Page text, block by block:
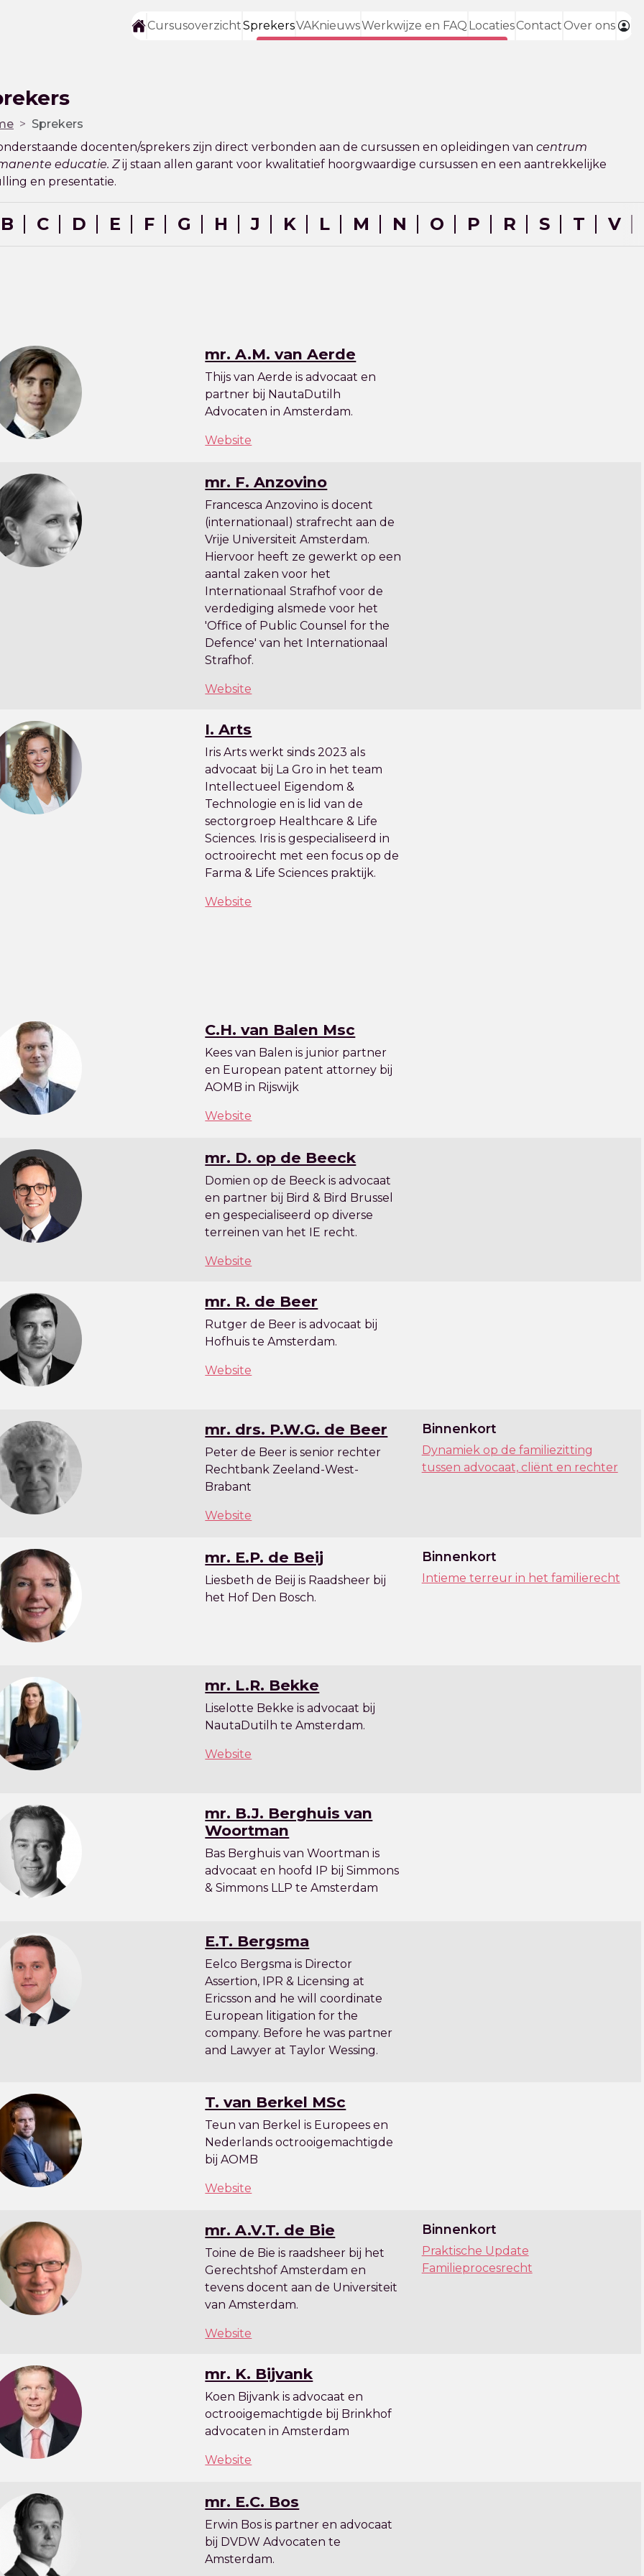
CursusoverzichtSprekersVAKnieuwsWerkwijze en FAQ LocatiesContact Over ons
Sprekers
docenten/sprekers zijn direct verbonden aan de cursussen en opleidingen van centrum
educatie. Zij staan allen garant voor kwalitatief hoorgwaardige cursussen en een aantrekkelijke
en presentatie.
B C D E F G H J K L M N O P R S T V
mr. A.M. van Aerde
Thijs van Aerde is advocaat en
partner bij NautaDutilh
Advocaten in Amsterdam.
Website
mr. F. Anzovino
Francesca Anzovino is docent
(internationaal) strafrecht aan de
Vrije Universiteit Amsterdam.
Hiervoor heeft ze gewerkt op een
aantal zaken voor het
Internationaal Strafhof voor de
verdediging alsmede voor het
'Office of Public Counsel for the
Defence' van het Internationaal
Strafhof.
Website
I. Arts
Iris Arts werkt sinds 2023 als
advocaat bij La Gro in het team
Intellectueel Eigendom &
Technologie en is lid van de
sectorgroep Healthcare & Life
Sciences. Iris is gespecialiseerd in
octrooirecht met een focus op de
Farma & Life Sciences praktijk.
Website
C.H. van Balen Msc
Kees van Balen is junior partner
en European patent attorney bij
AOMB in Rijswijk
Website
mr. D. op de Beeck
Domien op de Beeck is advocaat
en partner bij Bird & Bird Brussel
en gespecialiseerd op diverse
terreinen van het IE recht.
Website
mr. R. de Beer
Rutger de Beer is advocaat bij
Hofhuis te Amsterdam.
Website
mr. drs. P.W.G. de Beer
Peter de Beer is senior rechter
Rechtbank Zeeland-West-
Brabant
Website
Binnenkort
Dynamiek op de familiezitting
tussen advocaat, cliënt en rechter
mr. E.P. de Beij
Liesbeth de Beij is Raadsheer bij
het Hof Den Bosch.
Binnenkort
Intieme terreur in het familierecht
mr. L.R. Bekke
Liselotte Bekke is advocaat bij
NautaDutilh te Amsterdam.
Website
mr. B.J. Berghuis van
Woortman
Bas Berghuis van Woortman is
advocaat en hoofd IP bij Simmons
& Simmons LLP te Amsterdam
E.T. Bergsma
Eelco Bergsma is Director
Assertion, IPR & Licensing at
Ericsson and he will coordinate
European litigation for the
company. Before he was partner
and Lawyer at Taylor Wessing.
T. van Berkel MSc
Teun van Berkel is Europees en
Nederlands octrooigemachtigde
bij AOMB
Website
mr. A.V.T. de Bie
Toine de Bie is raadsheer bij het
Gerechtshof Amsterdam en
tevens docent aan de Universiteit
van Amsterdam.
Website
Binnenkort
Praktische Update
Familieprocesrecht
mr. K. Bijvank
Koen Bijvank is advocaat en
octrooigemachtigde bij Brinkhof
advocaten in Amsterdam
Website
mr. E.C. Bos
Erwin Bos is partner en advocaat
bij DVDW Advocaten te
Amsterdam.